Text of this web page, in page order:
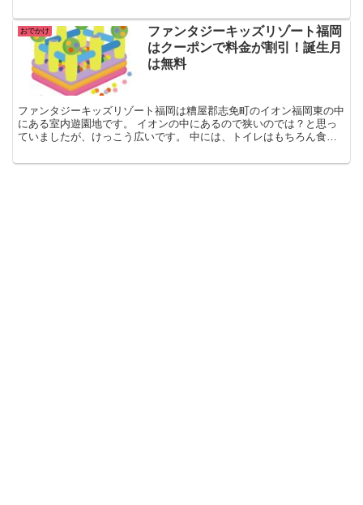
おでかけ
ファンタジーキッズリゾート福岡
はクーポンで料金が割引！誕生月
は無料
ファンタジーキッズリゾート福岡は糟屋郡志免町のイオン福岡東の中
にある室内遊園地です。 イオンの中にあるので狭いのでは？と思っ
ていましたが、けっこう広いです。 中には、トイレはもちろん食事